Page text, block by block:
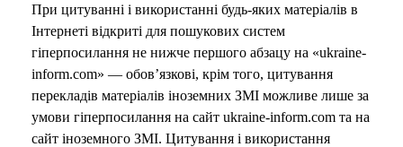
При цитуванні і використанні будь-яких матеріалів в
Інтернеті відкриті для пошукових систем
гіперпосилання не нижче першого абзацу на «ukraine-
inform.com» — обов’язкові, крім того, цитування
перекладів матеріалів іноземних ЗМІ можливе лише за
умови гіперпосилання на сайт ukraine-inform.com та на
сайт іноземного ЗМІ. Цитування і використання